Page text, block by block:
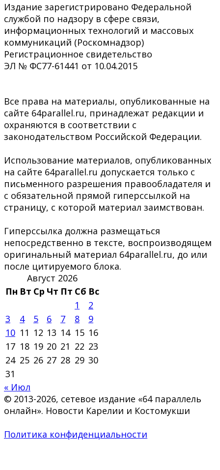
Издание зарегистрировано Федеральной
службой по надзору в сфере связи,
информационных технологий и массовых
коммуникаций (Роскомнадзор)
Регистрационное свидетельство
ЭЛ № ФС77-61441 от 10.04.2015
Все права на материалы, опубликованные на
сайте 64parallel.ru, принадлежат редакции и
охраняются в соответствии с
законодательством Российской Федерации.
Использование материалов, опубликованных
на сайте 64parallel.ru допускается только с
письменного разрешения правообладателя и
с обязательной прямой гиперссылкой на
страницу, с которой материал заимствован.
Гиперссылка должна размещаться
непосредственно в тексте, воспроизводящем
оригинальный материал 64parallel.ru, до или
после цитируемого блока.
Август 2026
Пн Вт Ср Чт Пт Сб Вс
1
2
3
4 5 6 7 8
9
10 11 12 13 14 15 16
17 18 19 20 21 22 23
24 25 26 27 28 29 30
31
« Июл
© 2013-2026, сетевое издание «64 параллель
онлайн». Новости Карелии и Костомукши
Политика конфиденциальности